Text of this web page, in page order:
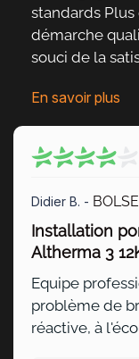
standards
démarche
souci de la
En savoir plus
Didier B. -
Installation
Altherma 3
Equipe
problème de
réactive, à